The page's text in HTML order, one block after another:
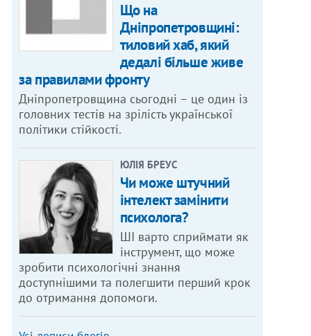
Що на
Дніпропетровщині:
тиловий хаб, який
дедалі більше живе
за правилами фронту
Дніпропетровщина сьогодні – це один із
головних тестів на зрілість української
політики стійкості.
ЮЛІЯ БРЕУС
Чи може штучний
інтелект замінити
психолога?
ШІ варто сприймати як
інструмент, що може
зробити психологічні знання
доступнішими та полегшити перший крок
до отримання допомоги.